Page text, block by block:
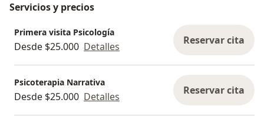
Servicios y precios
Primera visita Psicología
Desde $25.000 Detalles Reservar cita
Psicoterapia Narrativa
Desde $25.000 Detalles Reservar cita